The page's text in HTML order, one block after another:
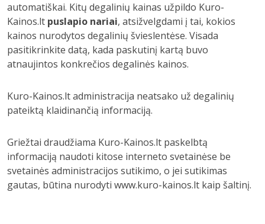
automatiškai. Kitų degalinių kainas užpildo Kuro-
Kainos.lt puslapio nariai, atsižvelgdami į tai, kokios
kainos nurodytos degalinių švieslentėse. Visada
pasitikrinkite datą, kada paskutinį kartą buvo
atnaujintos konkrečios degalinės kainos.
Kuro-Kainos.lt administracija neatsako už degalinių
pateiktą klaidinančią informaciją.
Griežtai draudžiama Kuro-Kainos.lt paskelbtą
informaciją naudoti kitose interneto svetainėse be
svetainės administracijos sutikimo, o jei sutikimas
gautas, būtina nurodyti www.kuro-kainos.lt kaip šaltinį.